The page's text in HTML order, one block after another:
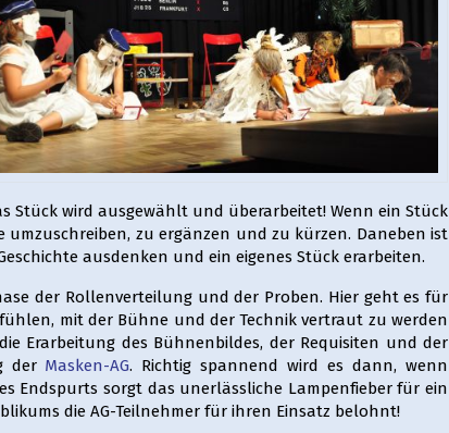
Stück wird ausgewählt und überarbeitet! Wenn ein Stück
zu ergänzen und zu kürzen. Daneben ist
ausdenken und ein eigenes Stück erarbeiten.
der Rollenverteilung und der Proben. Hier geht es für
mit der Bühne und der Technik vertraut zu werden
Erarbeitung des Bühnenbildes, der Requisiten und der
der Masken-AG. Richtig spannend wird es dann, wenn
Endspurts sorgt das unerlässliche Lampenfieber für ein
die AG-Teilnehmer für ihren Einsatz belohnt!